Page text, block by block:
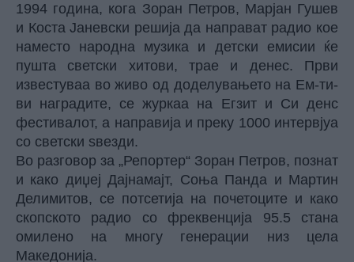
1994 година, кога Зоран Петров, Марјан Гушев
и Коста Јаневски решија да направат радио кое
наместо народна музика и детски емисии ќе
пушта светски хитови, трае и денес. Први
известуваа во живо од доделувањето на Ем-ти-
ви наградите, се журкаа на Егзит и Си денс
фестивалот, а направија и преку 1000 интервјуа
со светски ѕвезди.
Во разговор за „Репортер“ Зоран Петров, познат
и како диџеј Дајнамајт, Соња Панда и Мартин
Делимитов, се потсетија на почетоците и како
скопското радио со фреквенција 95.5 стана
омилено на многу генерации низ цела
Македонија.